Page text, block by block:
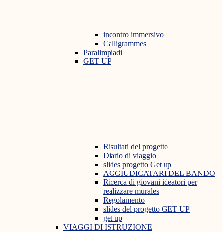
incontro immersivo
Calligrammes
Paralimpiadi
GET UP
Risultati del progetto
Diario di viaggio
slides progetto Get up
AGGIUDICATARI DEL BANDO
Ricerca di giovani ideatori per
realizzare murales
Regolamento
slides del progetto GET UP
get up
VIAGGI DI ISTRUZIONE